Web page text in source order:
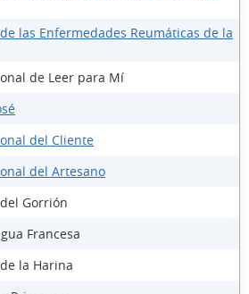
las Enfermedades Reumáticas de la
de Leer para Mí
del Cliente
del Artesano
Gorrión
Francesa
la Harina